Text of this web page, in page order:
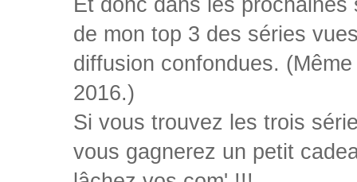
Et donc dans les
de mon top 3 des séries
diffusion confondues.
2016.)
Si vous trouvez les trois
vous gagnerez un petit